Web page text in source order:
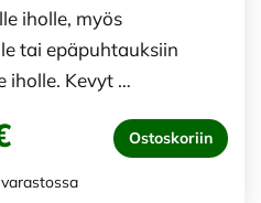
iholle, myös
tai epäpuhtauksiin
iholle. Kevyt …
Ostoskoriin